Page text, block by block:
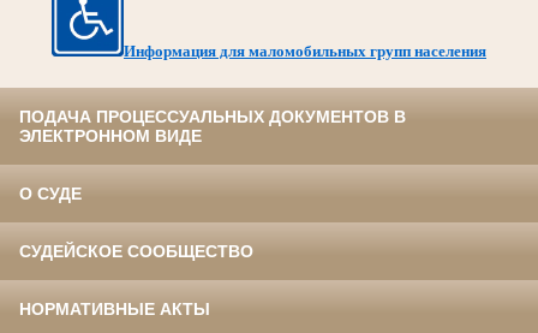
Информация для маломобильных групп населения
ПОДАЧА ПРОЦЕССУАЛЬНЫХ ДОКУМЕНТОВ В
ЭЛЕКТРОННОМ ВИДЕ
О СУДЕ
СУДЕЙСКОЕ СООБЩЕСТВО
НОРМАТИВНЫЕ АКТЫ